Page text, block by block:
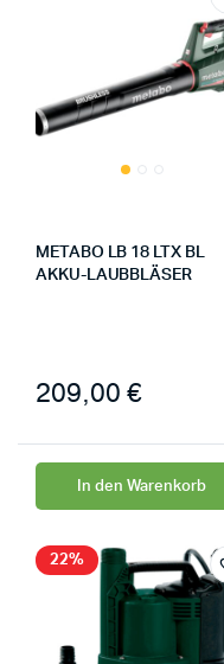
METABO LB 18 LTX BL
AKKU-LAUBBLÄSER
209,00 €
In den Warenkorb
22%